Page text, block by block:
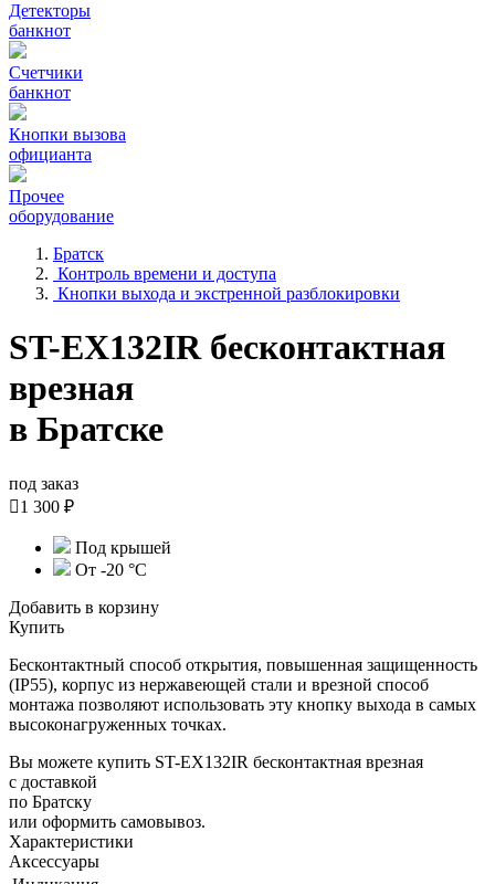
Детекторы
банкнот
Счетчики
банкнот
Кнопки вызова
официанта
Прочее
оборудование
Братск
Контроль времени и доступа
Кнопки выхода и экстренной разблокировки
ST-EX132IR бесконтактная
врезная
в Братске
под заказ
1 300 ₽
Под крышей
От -20 °С
Добавить в корзину
Купить
Бесконтактный способ открытия, повышенная защищенность
(IP55), корпус из нержавеющей стали и врезной способ
монтажа позволяют использовать эту кнопку выхода в самых
высоконагруженных точках.
Вы можете купить ST-EX132IR бесконтактная врезная
с доставкой
по Братску
или оформить самовывоз.
Характеристики
Аксессуары